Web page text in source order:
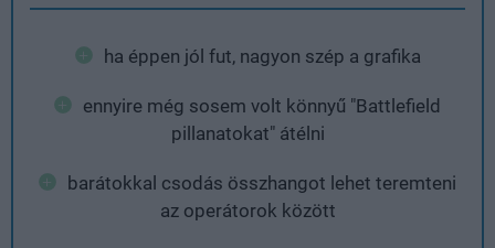
ha éppen jól fut, nagyon szép a grafika
ennyire még sosem volt könnyű "Battlefield
pillanatokat" átélni
barátokkal csodás összhangot lehet teremteni
az operátorok között